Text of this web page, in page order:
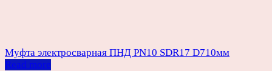
Муфта электросварная ПНД PN10 SDR17 D710мм
Read more